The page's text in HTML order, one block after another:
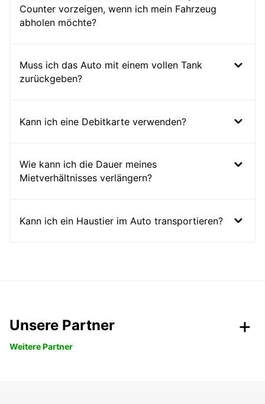
Counter vorzeigen, wenn ich mein Fahrzeug
abholen möchte?
Muss ich das Auto mit einem vollen Tank
zurückgeben?
Kann ich eine Debitkarte verwenden?
Wie kann ich die Dauer meines
Mietverhältnisses verlängern?
Kann ich ein Haustier im Auto transportieren?
Unsere Partner
Weitere Partner